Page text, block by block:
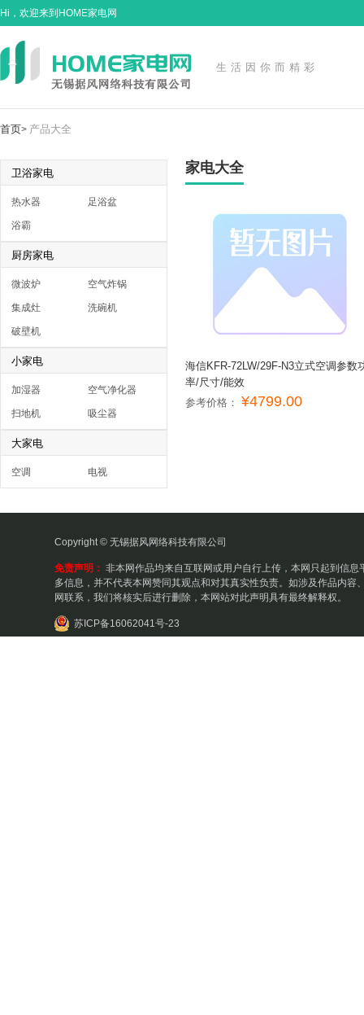
Hi，欢迎来到HOME家电网
生活因你而精彩
首页> 产品大全
卫浴家电
热水器 足浴盆
浴霸
厨房家电
微波炉 空气炸锅
集成灶 洗碗机
破壁机
小家电
加湿器 空气净化器
扫地机 吸尘器
大家电
空调 电视
家电大全
海信KFR-72LW/29F-N3立式空调参数
率/尺寸/能效
参考价格： ¥4799.00
Copyright © 无锡据风网络科技有限公司
免责声明： 非本网作品均来自互联网或用户自行上传，本网只起到信息
多信息，并不代表本网赞同其观点和对其真实性负责。如涉及作品内容
网联系，我们将核实后进行删除，本网站对此声明具有最终解释权。
苏ICP备16062041号-23